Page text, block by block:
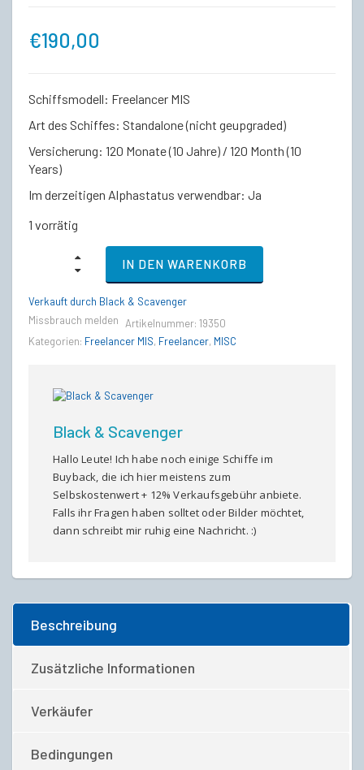
€190,00
Schiffsmodell: Freelancer MIS
Art des Schiffes: Standalone (nicht geupgraded)
Versicherung: 120 Monate (10 Jahre) / 120 Month (10
Years)
Im derzeitigen Alphastatus verwendbar: Ja
1 vorrätig
MISC
MIS
-
IN DEN WARENKORB
Verkauft durch Black & Scavenger
Missbrauch melden
Artikelnummer: 19350
Kategorien: Freelancer MIS, Freelancer, MISC
Black & Scavenger
Hallo Leute! Ich habe noch einige Schiffe im
Buyback, die ich hier meistens zum
Selbskostenwert + 12% Verkaufsgebühr anbiete.
Falls ihr Fragen haben solltet oder Bilder möchtet,
dann schreibt mir ruhig eine Nachricht. :)
Beschreibung
Zusätzliche Informationen
Verkäufer
Bedingungen